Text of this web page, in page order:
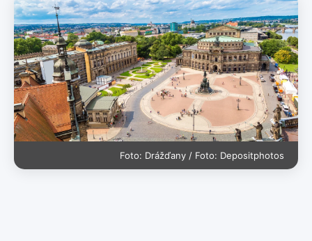
Foto: Drážďany / Foto: Depositphotos